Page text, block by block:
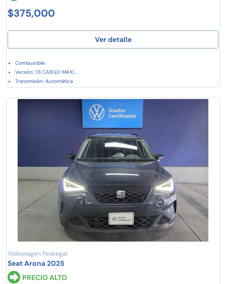
$375,000
Ver detalle
Combustible:
Versión: 1.6 CARGO MAXI...
Transmisión: Automática
Volkswagen Pedregal
Seat Arona 2025
PRECIO ALTO